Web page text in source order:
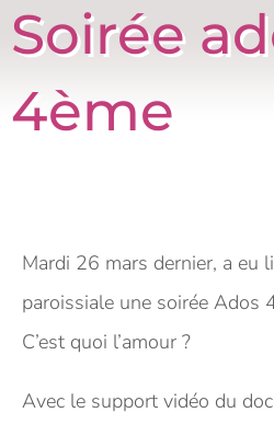
Soirée
4ème
Mardi 26 mars dernier, a eu
paroissiale une soirée Ados
C’est quoi l’amour ?
Avec le support vidéo du